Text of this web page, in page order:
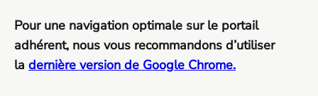
Pour une navigation optimale sur le portail
adhérent, nous vous recommandons d’utiliser
la dernière version de Google Chrome.